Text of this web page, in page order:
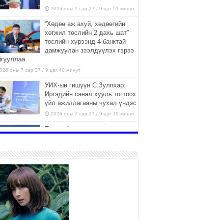
2026 оны 7 сар 27 / 9 цаг 51 минут
“Хөдөө аж ахуй, хөдөөгийн
хөгжил төслийн 2 дахь шат”
төслийн хүрээнд 4 банктай
дамжуулан зээлдүүлэх гэрээ
оны 7 сар 27 / 9 цаг 40 минут
УИХ-ын гишүүн С.Зулпхар:
Иргэдийн санал хууль тогтоох
үйл ажиллагааны чухал үндэс
2026 оны 7 сар 27 / 9 цаг 19 минут
Ерөнхий хяналтын хоёр
2026 оны 7 сар 27 / 9 цаг 13 минут
Хянан шалгах түр хорооны
нотлох баримттай нээлттэй
танилцах боломжтой боллоо.
2026 оны 7 сар 23 / 15 цаг 58 минут
Дүүжин замын тээвэр энэ оны